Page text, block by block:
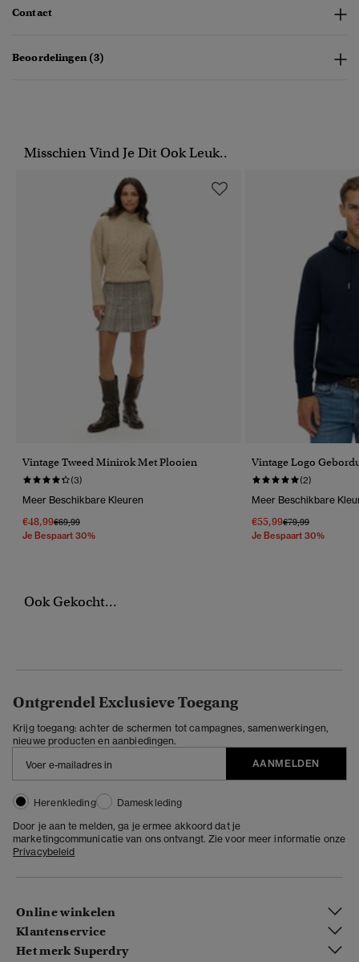
Contact
Beoordelingen (3)
Misschien Vind Je Dit Ook Leuk..
Vintage Tweed Minirok Met Plooien
(3)
Meer Beschikbare Kleuren
€48,99Prijs Verlaagd Van
€69,99Naar
Je Bespaart 30%
Vintage Logo
(2)
Meer Beschikbare
€55,99Prijs Verlaagd Van
€79,99Naar
Je Bespaart 30%
Ook Gekocht...
Ontgrendel Exclusieve Toegang
Krijg toegang: achter de schermen tot campagnes, samenwerkingen,
nieuwe producten en aanbiedingen.
AANMELDEN
Herenkleding
Dameskleding
Door je aan te melden, ga je ermee akkoord dat je
marketingcommunicatie van ons ontvangt. Zie voor meer informatie onze
Privacybeleid
Online winkelen
Klantenservice
Het merk Superdry